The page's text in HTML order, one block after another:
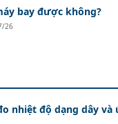
bay được không?
26
nhiệt độ dạng dây và